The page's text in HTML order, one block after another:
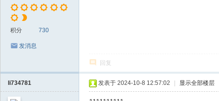
积分 730
发消息
回复
li734781 发表于 2024-10-8 12:57:02 显示全部楼层